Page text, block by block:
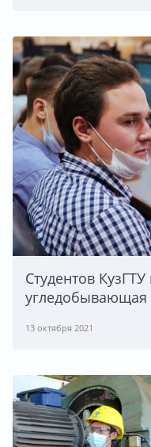
Студентов
угледобывающая
13 октября 2021